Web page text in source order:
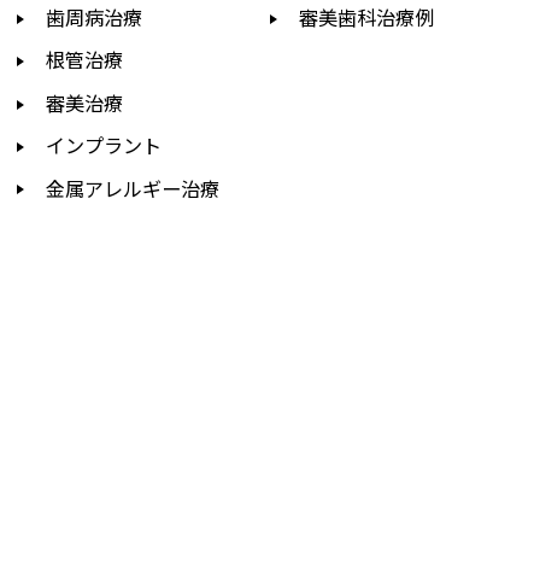
歯周病治療
根管治療
審美治療
インプラント
金属アレルギー治療
審美歯科治療例